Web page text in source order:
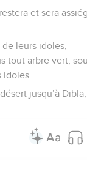
et sera
leurs idoles,
tout arbre vert,
jusqu’à Dibla,